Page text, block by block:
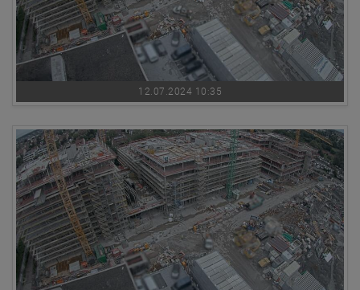
12.07.2024 10:35